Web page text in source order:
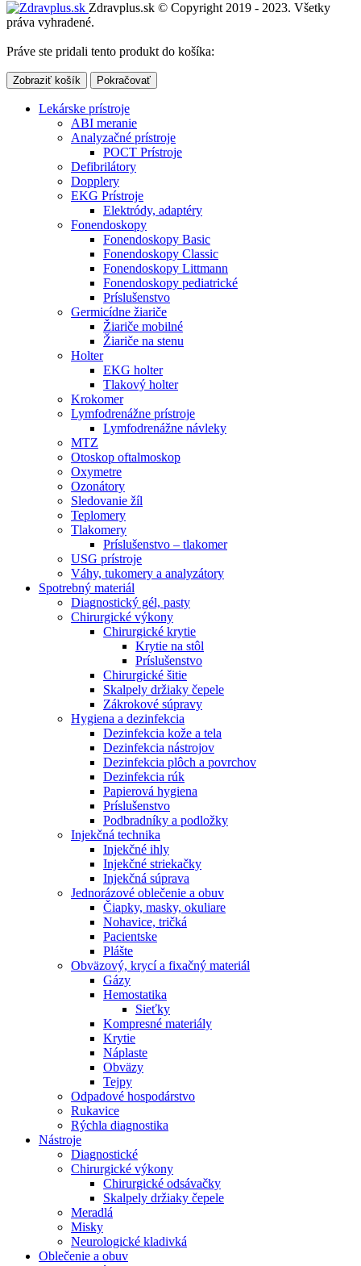
Zdravplus.sk © Copyright 2019 - 2023. Všetky
práva vyhradené.
Práve ste pridali tento produkt do košíka:
Zobraziť košík Pokračovať
Lekárske prístroje
ABI meranie
Analyzačné prístroje
POCT Prístroje
Defibrilátory
Dopplery
EKG Prístroje
Elektródy, adaptéry
Fonendoskopy
Fonendoskopy Basic
Fonendoskopy Classic
Fonendoskopy Littmann
Fonendoskopy pediatrické
Príslušenstvo
Germicídne žiariče
Žiariče mobilné
Žiariče na stenu
Holter
EKG holter
Tlakový holter
Krokomer
Lymfodrenážne prístroje
Lymfodrenážne návleky
MTZ
Otoskop oftalmoskop
Oxymetre
Ozonátory
Sledovanie žíl
Teplomery
Tlakomery
Príslušenstvo – tlakomer
USG prístroje
Váhy, tukomery a analyzátory
Spotrebný materiál
Diagnostický gél, pasty
Chirurgické výkony
Chirurgické krytie
Krytie na stôl
Príslušenstvo
Chirurgické šitie
Skalpely držiaky čepele
Zákrokové súpravy
Hygiena a dezinfekcia
Dezinfekcia kože a tela
Dezinfekcia nástrojov
Dezinfekcia plôch a povrchov
Dezinfekcia rúk
Papierová hygiena
Príslušenstvo
Podbradníky a podložky
Injekčná technika
Injekčné ihly
Injekčné striekačky
Injekčná súprava
Jednorázové oblečenie a obuv
Čiapky, masky, okuliare
Nohavice, tričká
Pacientske
Plášte
Obväzový, krycí a fixačný materiál
Gázy
Hemostatika
Sieťky
Kompresné materiály
Krytie
Náplaste
Obväzy
Tejpy
Odpadové hospodárstvo
Rukavice
Rýchla diagnostika
Nástroje
Diagnostické
Chirurgické výkony
Chirurgické odsávačky
Skalpely držiaky čepele
Meradlá
Misky
Neurologické kladivká
Oblečenie a obuv